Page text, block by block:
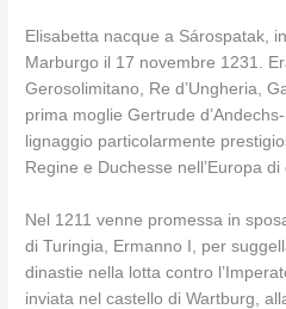
Elisabetta nacque a Sárospatak,
Marburgo il 17 novembre 1231.
Gerosolimitano, Re d’Ungheria,
prima moglie Gertrude
lignaggio particolarmente
Regine e Duchesse nell’Europa di
Nel 1211 venne promessa in
di Turingia, Ermanno I, per
dinastie nella lotta contro
inviata nel castello di Wartburg,